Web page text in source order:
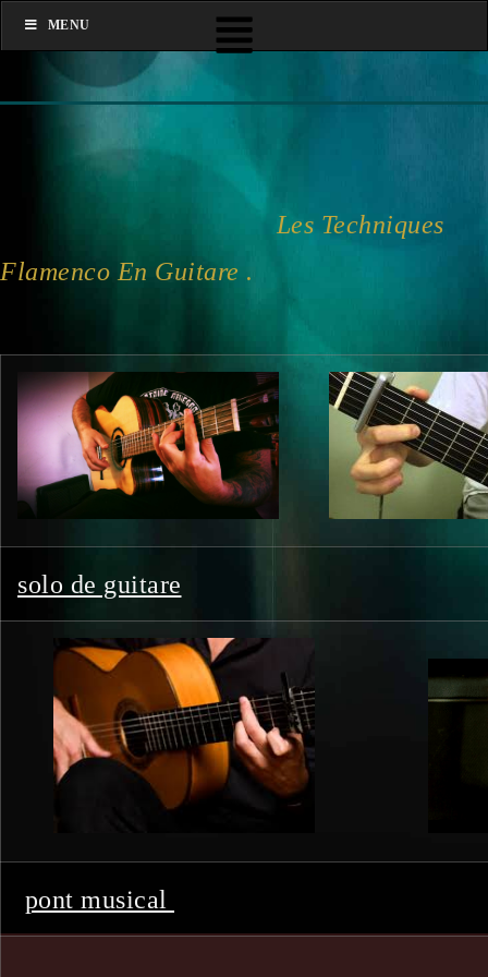
Les Techniques
Flamenco En Guitare .
solo de guitare
pont musical
MENU